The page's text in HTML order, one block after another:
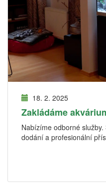
18. 2. 2025
Zakládáme
Nabízíme odborné
dodání a profesionální